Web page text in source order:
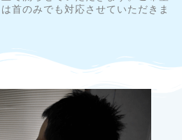
首のみでも対応させていただきま